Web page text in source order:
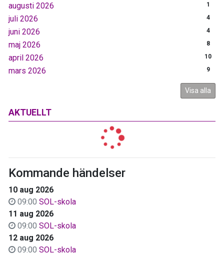
augusti 2026 1
juli 2026 4
juni 2026 4
maj 2026 8
april 2026 10
mars 2026 9
Visa alla
AKTUELLT
Kommande händelser
10 aug 2026
09:00 SOL-skola
11 aug 2026
09:00 SOL-skola
12 aug 2026
09:00 SOL-skola